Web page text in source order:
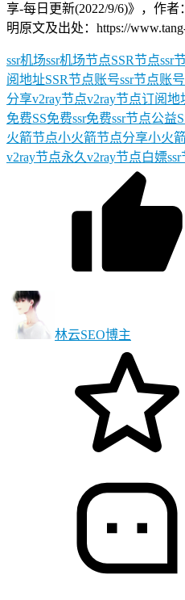
享-每日更新(2022/9/6)》，作
明原文及出处：https://
ssr机场ssr机场节点SSR节点ssr
阅地址SSR节点账号ssr节点账
分享v2ray节点v2ray节点订阅地
免费SS免费ssr免费ssr节点公益
火箭节点小火箭节点分享小火
v2ray节点永久v2ray节点白嫖ssr
林云SEO博主